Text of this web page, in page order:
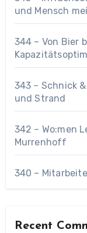
und Mensch
344 – Von Bier
343 – Schnick
und Strand
342 – Wo:men
Murrenhoff
340 –
Recent